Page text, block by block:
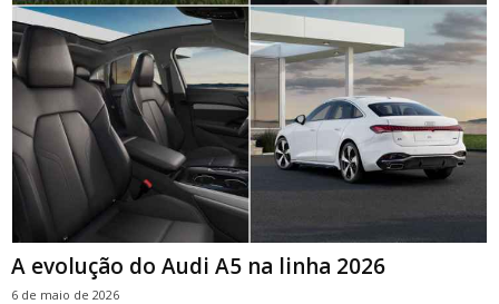
A evolução do Audi A5 na linha 2026
6 de maio de 2026